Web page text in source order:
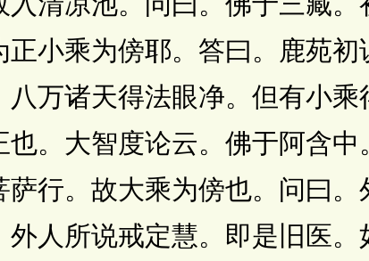
正小乘为傍耶。答曰。鹿苑
八万诸天得法眼净。但有小乘
也。大智度论云。佛于阿含中
萨行。故大乘为傍也。问曰
外人所说戒定慧。即是旧医。